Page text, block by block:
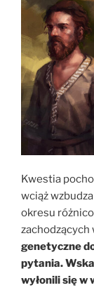
Kwestia
wciąż
okresu
zachodzących
genetyczne
pytania.
wyłonili się w